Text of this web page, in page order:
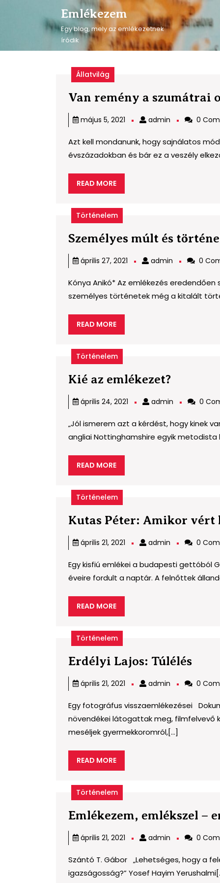
Emlékezem
Egy blog, mely az emlékezetnek
íródik
Állatvilág
Van remény a szumátrai
május 5, 2021 admin admin 0
Azt kell mondanunk, hogy sajnálatos
évszázadokban és bár ez a veszély
READ MOREREAD
MORE
Történelem
Személyes múlt és
április 27, 2021 admin admin 0
Kónya Anikó* Az emlékezés
személyes történetek még a kitalált
READ MOREREAD
MORE
Történelem
Kié az emlékezet?Kié
április 24, 2021 admin admin 0
„Jól ismerem azt a kérdést, hogy kinek
angliai Nottinghamshire egyik metodista
READ MOREREAD
MORE
Történelem
Kutas Péter: Amikor
április 21, 2021 admin admin 0
Egy kisfiú emlékei a budapesti gettóból
éveire fordult a naptár. A felnőttek
READ MOREREAD
MORE
Történelem
Erdélyi Lajos: Túlélés
április 21, 2021 admin admin 0
Egy fotográfus visszaemlékezései
növendékei látogattak meg, filmfelvevő
meséljek gyermekkoromról,[...]
READ MOREREAD
MORE
Történelem
Emlékezem, emlékszel –
április 21, 2021 admin admin 0
Szántó T. Gábor „Lehetséges, hogy a
igazságosság?” Yosef Hayim